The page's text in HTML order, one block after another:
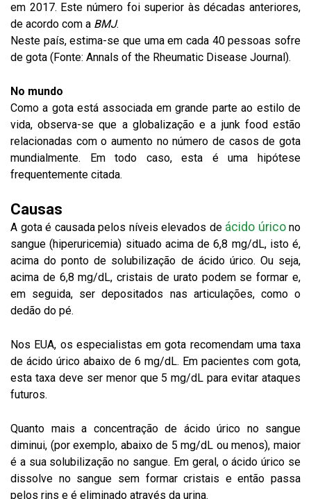
em 2017. Este número foi superior às décadas anteriores,
de acordo com a BMJ.
Neste país, estima-se que uma em cada 40 pessoas sofre
de gota (Fonte: Annals of the Rheumatic Disease Journal).
No mundo
Como a gota está associada em grande parte ao estilo de
vida, observa-se que a globalização e a junk food estão
relacionadas com o aumento no número de casos de gota
mundialmente. Em todo caso, esta é uma hipótese
frequentemente citada.
Causas
A gota é causada pelos níveis elevados de ácido úricono
sangue (hiperuricemia) situado acima de 6,8 mg/dL, isto é,
acima do ponto de solubilização de ácido úrico. Ou seja,
acima de 6,8 mg/dL, cristais de urato podem se formar e,
em seguida, ser depositados nas articulações, como o
dedão do pé.
Nos EUA, os especialistas em gota recomendam uma taxa
de ácido úrico abaixo de 6 mg/dL. Em pacientes com gota,
esta taxa deve ser menor que 5 mg/dL para evitar ataques
futuros.
Quanto mais a concentração de ácido úrico no sangue
diminui, (por exemplo, abaixo de 5 mg/dL ou menos), maior
é a sua solubilização no sangue. Em geral, o ácido úrico se
dissolve no sangue sem formar cristais e então passa
pelos rins e é eliminado através da urina.